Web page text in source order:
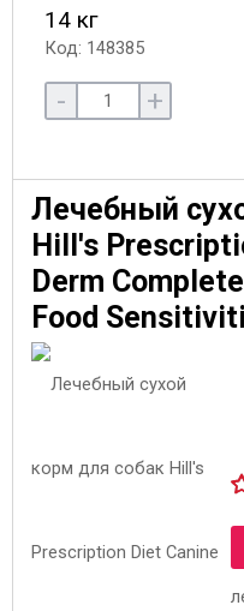
14 кг
Код: 148385
- +
Лечебный
Hill's
Derm
Food